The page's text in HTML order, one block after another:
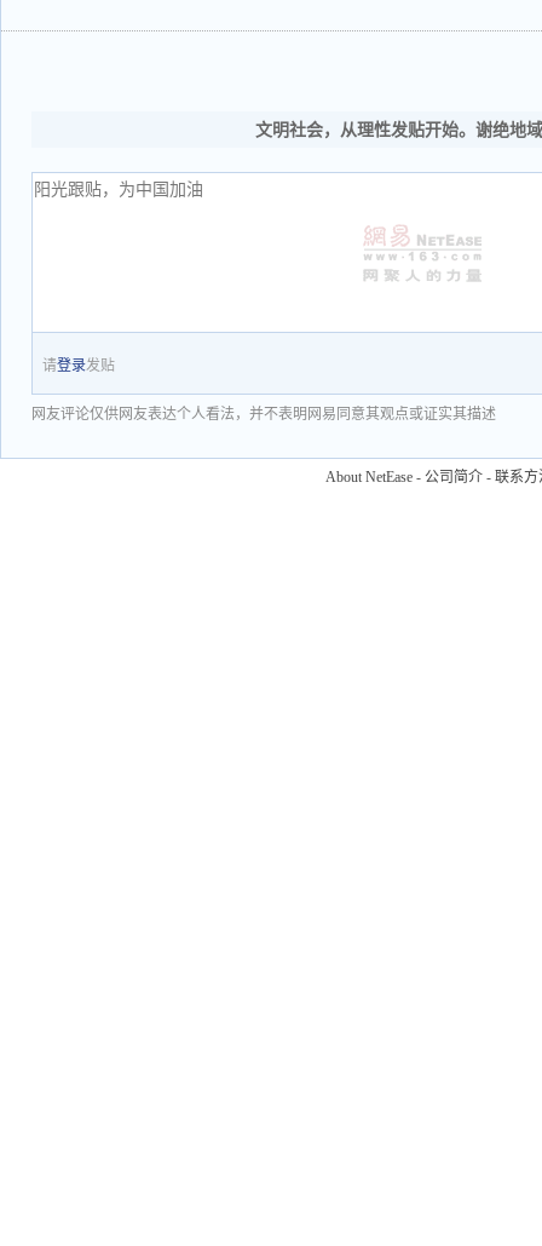
文明社会，从理性发贴开始。谢绝地
请登录发贴
网友评论仅供网友表达个人看法，并不表明网易同意其观点或证实其描述
About NetEase - 公司简介 - 联系方